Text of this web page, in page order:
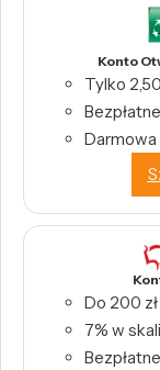
Konto
Tylko
Do 200
7% w